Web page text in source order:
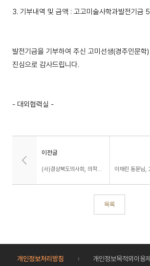
3. 기부내역 및 금액 : 고고미술사학과발전기
발전기금을 기부하여 주신 고미선생(경주인문학
진심으로 감사드립니다.
- 대외협력실 -
이전글
(사)경상북도의사회, 의학과장학기금 3백만원 기탁
목록
개인정보처리방침 개인정보목적외이용